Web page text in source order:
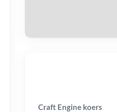
Craft Engine koers